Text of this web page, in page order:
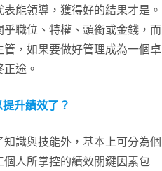
能領導，獲得好的結果才是。
職位、特權、頭銜或金錢，而
，如果要做好管理成為一個卓
途。
升績效了？
識與技能外，基本上可分為個
人所掌控的績效關鍵因素包